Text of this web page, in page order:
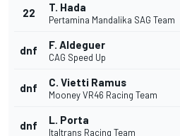
22 T. Hada
Pertamina Mandalika SAG Team
dnf F. Aldeguer
CAG Speed Up
dnf C. Vietti Ramus
Mooney VR46 Racing Team
dnf L. Porta
Italtrans Racing Team